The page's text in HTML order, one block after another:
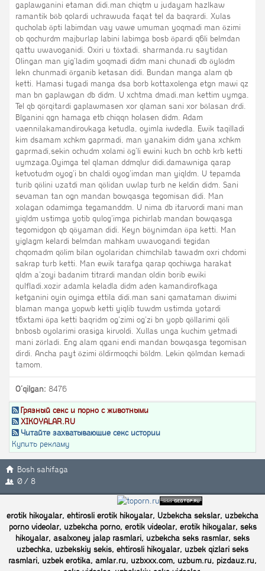
gaplawganini etaman didi.man chiqtm u judayam hazlkaw
ramantik böb qolardi uchrawuda faqat tel da baqrardi. Xulas
qucholab öpti labimdan vay vawe umuman yoqmadi man özimi
ob qochurdm majburlap labini labimga bosb öpardi q6li belmdan
qattu uwavoganidi. Oxiri u töxtadi. sharmanda.ru saytidan
Olingan man yig'ladim yoqmadi didm mani chunadi db öylödm
lekn chunmadi örganib ketasan didi. Bundan manga alam qb
ketti. Hamasi tugadi manga dsa borb kottaxolenga etgn mawi qz
man bn gaplawgan db didm. U xchtma dmadi.man kettim uymga.
Tel qb qörqitardi gaplawmasen xor qlaman sani xor bölasan drdi.
Blganini qgn hamaga etb chiqqn holasen didm. Adam
vaennilakamandirovkaga ketudla, oyimla iwdedla. Ewik taqilladi
kim dsamam xchkm gaprmadi, man yanakim didm yana xchkm
gaprmadi,sekin ochudm xolami ög'li ewini kuch bn ochb krb ketti
uymzaga.Oyimga tel qlaman ddmqlur didi.damawniga qarap
ketvotudm oyog'i bn chaldi oyog'imdan man yiqldm. U tepamda
turib qölini uzatdi man qölidan uwlap turb ne keldin didm. Sani
sevaman tan ogn mandan bowqasga tegomisan didi. Man
xolagan odamimga tegamanddm. U nima db itarvordi mani man
yiqldm ustimga yotib qulog'imga pichirlab mandan bowqasga
tegomidgon qb qöyaman didi. Keyn böynimdan öpa ketti. Man
yiglagm kelardi belmdan mahkam uwavogandi tegidan
chqomadm qölim bilan oyolaridan chimchilab tawadm oxri chdomi
sakrap turb ketti. Man ewik tarafga qarap qochiwga harakat
qldm a'zoyi badanim titrardi mandan oldin borib ewiki
qulfladi.xozir adamla keladla didm aden kamandirofkaga
ketganini oyin oyimga ettila didi.man sani qamataman diwimi
blaman manga yopwb ketti yiqlib tuwdm ustimda yotardi
t6xtami öpa ketti baqridm og'zimi og'zi bn yopb qöllarimi qöli
bnbosb oyolarimi orasiga kirvoldi. Xullas unga kuchim yetmadi
mani zörladi. Eng alam qgani endi mandan bowqasga tegomisan
dirdi. Ancha payt özimi öldirmoqchi böldm. Lekin qölmdan kemadi
tamom.
O'qilgan: 8476
Грязный секс и порно с животными
XIKOYALAR.RU
Читайте захватывающие секс истории
Купить рекламу
Bosh sahifaga
0 / 8
erotik hikoyalar, ehtirosli erotik hikoyalar, Uzbekcha sekslar, uzbekcha
porno videolar, uzbekcha porno, erotik videolar, erotik hikoyalar, seks
hikoyalar, asalxoney jalap rasmlari, uzbekcha seks rasmlar, seks
uzbechka, uzbekskiy sekis, ehtirosli hikoyalar, uzbek qizlari seks
rasmlari, uzbek erotika, amlar.ru, uzbxxx.com, uzbum.ru, pizdauz.ru,